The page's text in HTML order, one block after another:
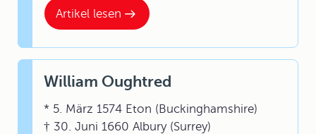
Artikel lesen
William Oughtred
* 5. März 1574 Eton (Buckinghamshire)
† 30. Juni 1660 Albury (Surrey)